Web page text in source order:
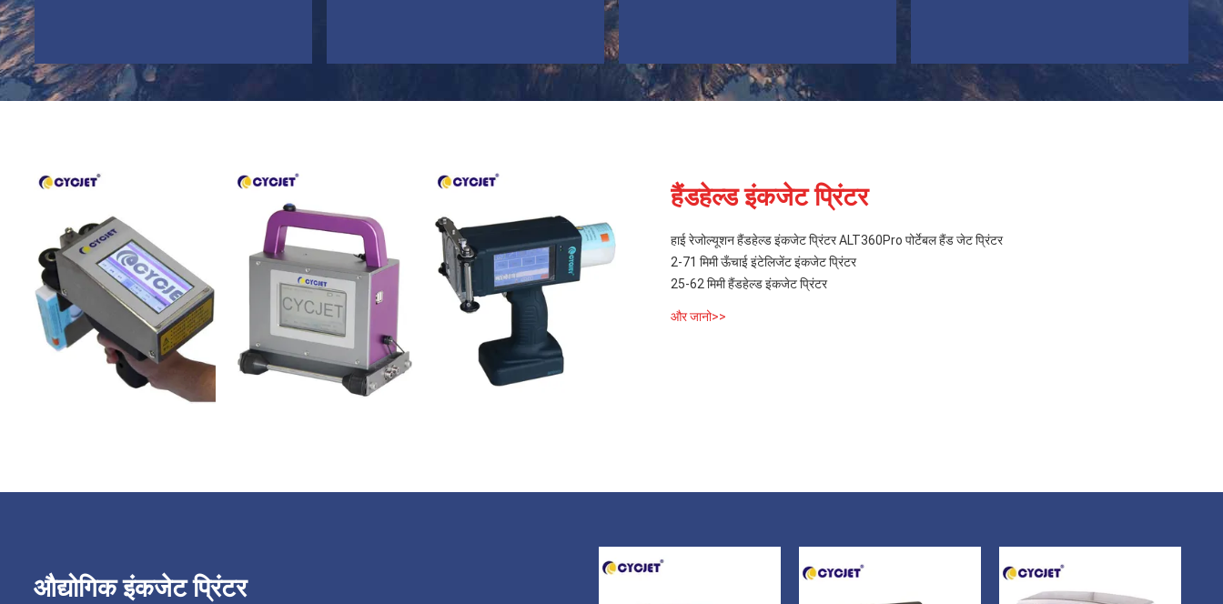
हैंडहेल्ड इंकजेट प्रिंटर
हाई रेजोल्यूशन हैंडहेल्ड इंकजेट प्रिंटर ALT360Pro पोर्टेबल हैंड जेट प्रिंटर
2-71 मिमी ऊँचाई इंटेलिजेंट इंकजेट प्रिंटर
25-62 मिमी हैंडहेल्ड इंकजेट प्रिंटर
और जानो>>
औद्योगिक इंकजेट प्रिंटर